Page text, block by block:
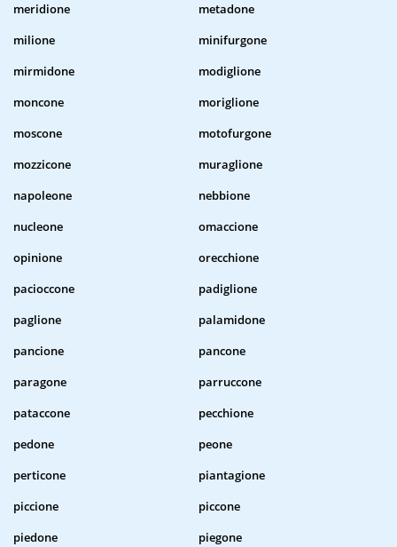
meridione
metadone
milione
minifurgone
mirmidone
modiglione
moncone
moriglione
moscone
motofurgone
mozzicone
muraglione
napoleone
nebbione
nucleone
omaccione
opinione
orecchione
pacioccone
padiglione
paglione
palamidone
pancione
pancone
paragone
parruccone
pataccone
pecchione
pedone
peone
perticone
piantagione
piccione
piccone
piedone
piegone